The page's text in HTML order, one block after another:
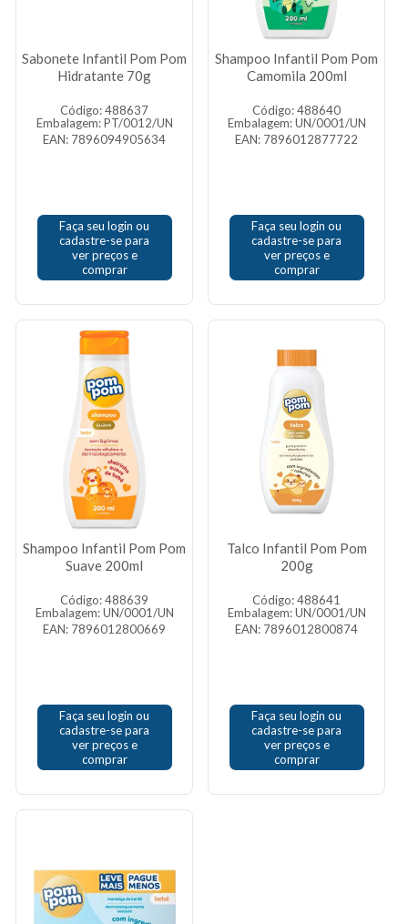
Sabonete Infantil Pom Pom
Hidratante 70g
Código: 488637
Embalagem: PT/0012/UN
EAN: 7896094905634
Faça seu login ou
cadastre-se para
ver preços e
comprar
Shampoo Infantil Pom Pom
Camomila 200ml
Código: 488640
Embalagem: UN/0001/UN
EAN: 7896012877722
Faça seu login ou
cadastre-se para
ver preços e
comprar
Shampoo Infantil Pom Pom
Suave 200ml
Código: 488639
Embalagem: UN/0001/UN
EAN: 7896012800669
Faça seu login ou
cadastre-se para
ver preços e
comprar
Talco Infantil Pom Pom
200g
Código: 488641
Embalagem: UN/0001/UN
EAN: 7896012800874
Faça seu login ou
cadastre-se para
ver preços e
comprar